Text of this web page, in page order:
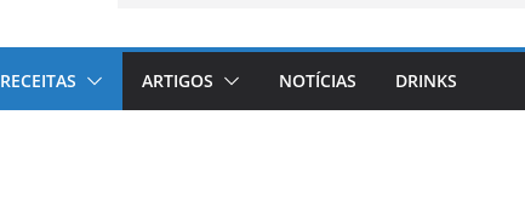
RECEITAS ARTIGOS NOTÍCIAS DRINKS